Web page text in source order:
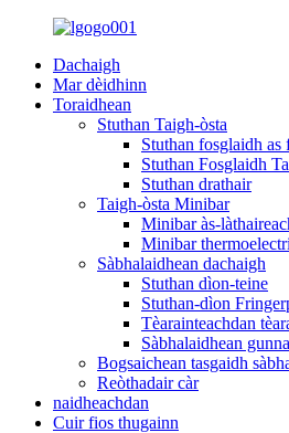
Dachaigh
Mar dèidhinn
Toraidhean
Stuthan Taigh-òsta
Stuthan fosglaidh as
Stuthan Fosglaidh
Stuthan drathair
Taigh-òsta Minibar
Minibar às-
Minibar
Sàbhalaidhean dachaigh
Stuthan dìon-teine
Stuthan-dìon
Tèarainteachdan
Sàbhalaidhean gunna
Bogsaichean tasgaidh
Reòthadair càr
naidheachdan
Cuir fios thugainn